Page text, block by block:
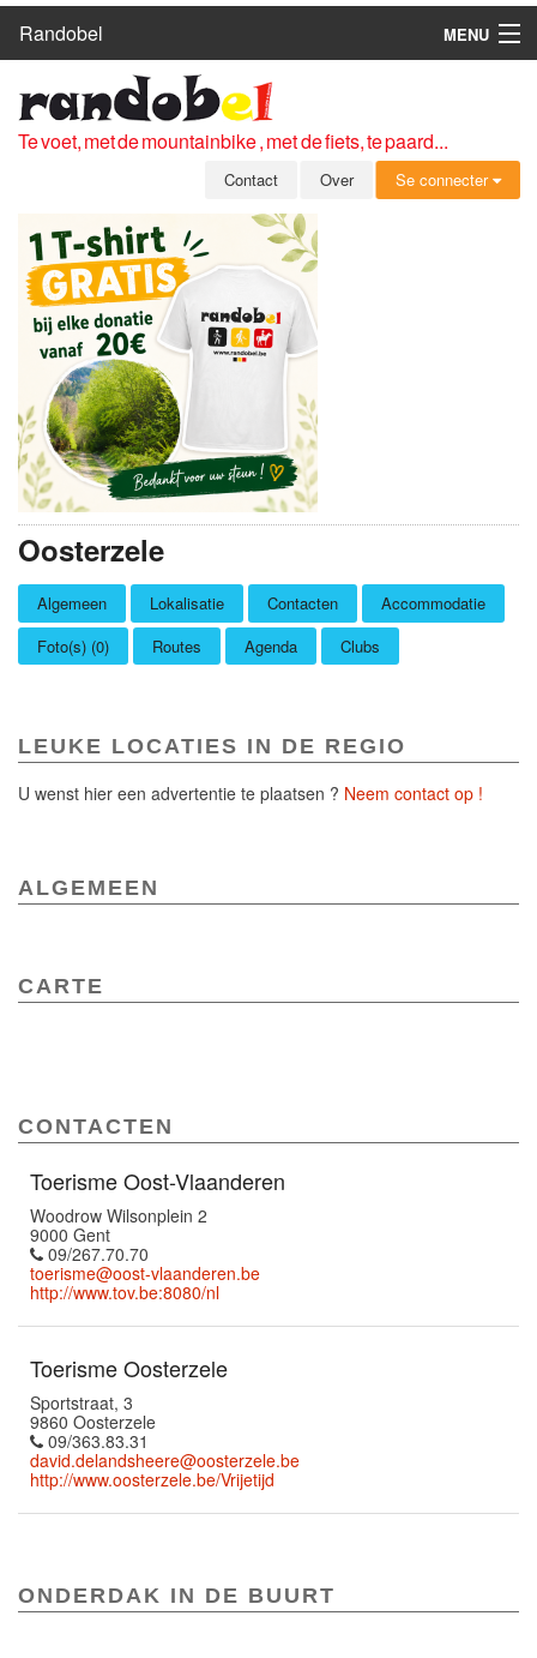
Randobel
MENU
ROUTES
CLUBS
OVER
LEDEN
ZICH AANMELDEN
GRATIS REGISTRATIE
WACHTWOORD VERGETEN
Te voet, met de mountainbike , met de fiets, te paard...
Contact Over Se connecter
Oosterzele
Algemeen Lokalisatie Contacten
Accommodatie
Foto(s) (0)
Routes Agenda Clubs
LEUKE LOCATIES IN DE REGIO
U wenst hier een advertentie te plaatsen ? Neem contact op !
ALGEMEEN
CARTE
CONTACTEN
Toerisme Oost-Vlaanderen
Woodrow Wilsonplein 2
9000 Gent
09/267.70.70
toerisme@oost-vlaanderen.be
http://www.tov.be:8080/nl
Toerisme Oosterzele
Sportstraat, 3
9860 Oosterzele
09/363.83.31
david.delandsheere@oosterzele.be
http://www.oosterzele.be/Vrijetijd
ONDERDAK IN DE BUURT